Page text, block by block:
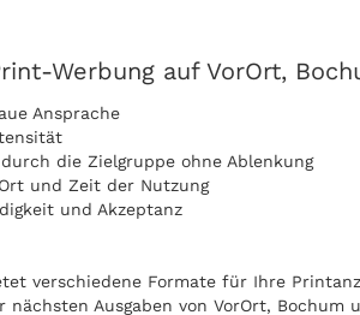
Werbung auf VorOrt,
Ansprache
die Zielgruppe ohne Ablenkung
und Zeit der Nutzung
und Akzeptanz
verschiedene Formate für Ihre
nächsten Ausgaben von VorOrt,